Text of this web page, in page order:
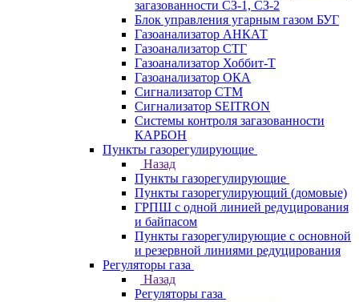
загазованности СЗ-1, СЗ-2
Блок управления угарным газом БУГ
Газоанализатор АНКАТ
Газоанализатор СТГ
Газоанализатор Хоббит-Т
Газоанализатор ОКА
Сигнализатор СТМ
Сигнализатор SEITRON
Системы контроля загазованности
КАРБОН
Пункты газорегулирующие
Назад
Пункты газорегулирующие
Пункты газорегулирующий (домовые)
ГРПШ с одной линией редуцирования
и байпасом
Пункты газорегулирующие с основной
и резервной линиями редуцирования
Регуляторы газа
Назад
Регуляторы газа